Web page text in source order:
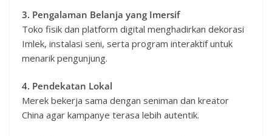
3. Pengalaman Belanja yang Imersif
Toko fisik dan platform digital menghadirkan dekorasi
Imlek, instalasi seni, serta program interaktif untuk
menarik pengunjung.
4. Pendekatan Lokal
Merek bekerja sama dengan seniman dan kreator
China agar kampanye terasa lebih autentik.